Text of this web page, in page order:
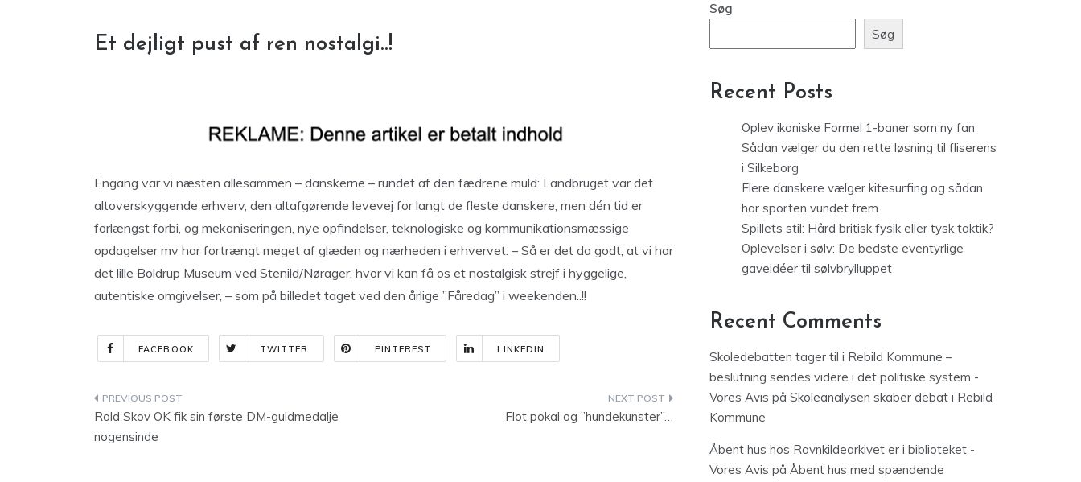
Et dejligt pust af ren nostalgi..!
Engang var vi næsten allesammen – danskerne – rundet af den fædrene muld: Landbruget var det
altoverskyggende erhverv, den altafgørende levevej for langt de fleste danskere, men dén tid er
forlængst forbi, og mekaniseringen, nye opfindelser, teknologiske og kommunikationsmæssige
opdagelser mv har fortrængt meget af glæden og nærheden i erhvervet. – Så er det da godt, at vi har
det lille Boldrup Museum ved Stenild/Nørager, hvor vi kan få os et nostalgisk strejf i hyggelige,
autentiske omgivelser, – som på billedet taget ved den årlige ”Fåredag” i weekenden..!!
FACEBOOK TWITTER PINTEREST LINKEDIN
Indlægsnavigation
Rold Skov OK fik sin første DM-guldmedalje
nogensinde
Flot pokal og ”hundekunster”…
Søg
Søg
Recent Posts
Oplev ikoniske Formel 1-baner som ny fan
Sådan vælger du den rette løsning til fliserens
i Silkeborg
Flere danskere vælger kitesurfing og sådan
har sporten vundet frem
Spillets stil: Hård britisk fysik eller tysk taktik?
Oplevelser i sølv: De bedste eventyrlige
gaveidéer til sølvbrylluppet
Recent Comments
Skoledebatten tager til i Rebild Kommune –
beslutning sendes videre i det politiske system -
Vores Avis på Skoleanalysen skaber debat i Rebild
Kommune
Åbent hus hos Ravnkildearkivet er i biblioteket -
Vores Avis på Åbent hus med spændende